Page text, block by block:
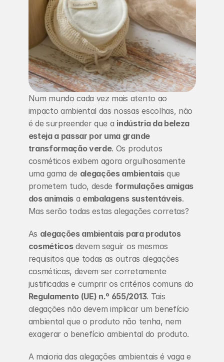
Num mundo cada vez mais atento ao
impacto ambiental das nossas escolhas, não
é de surpreender que a indústria da beleza
esteja a passar por uma grande
transformação verde. Os produtos
cosméticos exibem agora orgulhosamente
uma gama de alegações ambientais que
prometem tudo, desde formulações amigas
dos animais a embalagens sustentáveis.
Mas serão todas estas alegações corretas?
As alegações ambientais para produtos
cosméticos devem seguir os mesmos
requisitos que todas as outras alegações
cosméticas, devem ser corretamente
Regulamento (UE) n.º 655/2013. Tais
alegações não devem implicar um benefício
ambiental que o produto não tenha, nem
exagerar o benefício ambiental do produto.
A maioria das alegações ambientais é vaga e